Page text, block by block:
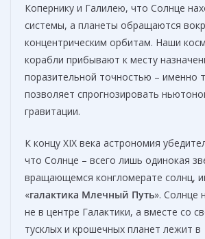
Копернику и Галилею, что Солнце
системы, а планеты обращаются
концентрическим орбитам. Наши
корабли прибывают к месту
поразительной точностью – именно
позволяет спрогнозировать
гравитации.
К концу XIX века астрономия
что Солнце – всего лишь одинокая
вращающемся конгломерате солнц,
«галактика Млечный Путь». Солнце
не в центре Галактики, а вместе со
тусклых и крошечных планет лежит в